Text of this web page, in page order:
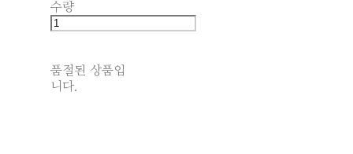
수량
품절된 상품입
니다.